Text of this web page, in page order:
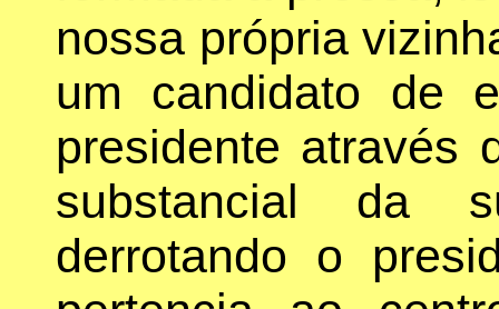
nossa própria
um candidato de
presidente através
substancial da
derrotando o